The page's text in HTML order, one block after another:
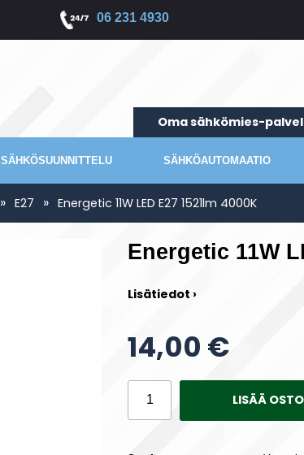
06 231 4930
Oma sähkömies-
SÄHKÖSUUNNITTELU SÄHKÖAUTOMAATIO
» E27 » Energetic 11W LED E27 1521lm 4000K
Energetic 11W
Lisätiedot ›
14,00 €
LISÄÄ